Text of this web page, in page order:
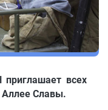
всех
Аллее Славы.